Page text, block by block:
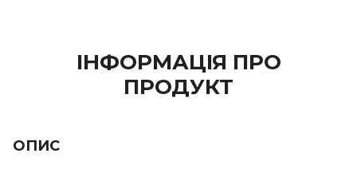
ІНФОРМАЦІЯ ПРО
ПРОДУКТ
ОПИС